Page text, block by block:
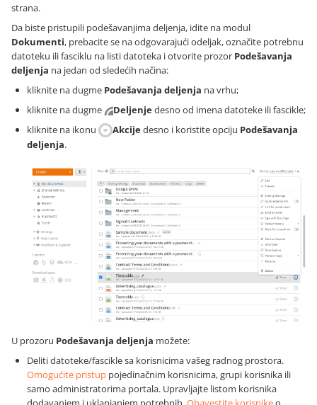
strana.
Da biste pristupili podešavanjima deljenja, idite na modul
Dokumenti, prebacite se na odgovarajući odeljak, označite potrebnu
datoteku ili fasciklu na listi datoteka i otvorite prozor Podešavanja
deljenja na jedan od sledećih načina:
kliknite na dugme Podešavanja deljenja na vrhu;
kliknite na dugme
Deljenjedesno od imena datoteke ili fascikle;
kliknite na ikonu
Akcijedesno i koristite opciju Podešavanja
deljenja.
U prozoru Podešavanja deljenja možete:
Deliti datoteke/fascikle sa korisnicima vašeg radnog prostora.
Omogućite pristup pojedinačnim korisnicima, grupi korisnika ili
samo administratorima portala. Upravljajte listom korisnika